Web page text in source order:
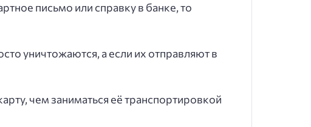
письмо или справку в банке, то
уничтожаются, а если их отправляют в
чем заниматься её транспортировкой